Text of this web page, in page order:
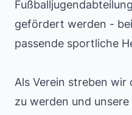
gefördert werden -
passende sportliche
Als Verein streben wir
zu werden und